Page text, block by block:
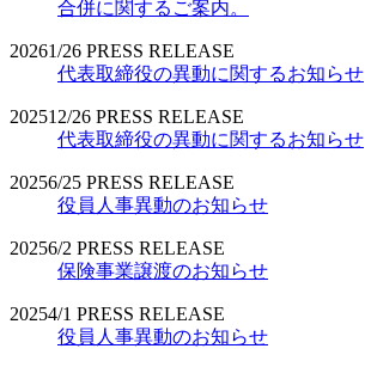
合併に関するご案内。
20261/26 PRESS RELEASE
代表取締役の異動に関するお知らせ
202512/26 PRESS RELEASE
代表取締役の異動に関するお知らせ
20256/25 PRESS RELEASE
役員人事異動のお知らせ
20256/2 PRESS RELEASE
保険事業譲渡のお知らせ
20254/1 PRESS RELEASE
役員人事異動のお知らせ